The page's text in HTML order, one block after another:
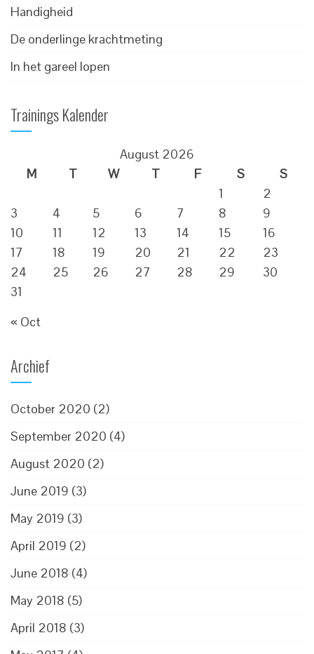
Handigheid
De onderlinge krachtmeting
In het gareel lopen
Trainings Kalender
August 2026
M
T W T F S
S
1
2
3
4 5 6 7 8
9
10
11 12 13 14 15
16
17
18 19 20 21 22
23
24
25 26 27 28 29
30
31
« Oct
Archief
October 2020 (2)
September 2020 (4)
August 2020 (2)
June 2019 (3)
May 2019 (3)
April 2019 (2)
June 2018 (4)
May 2018 (5)
April 2018 (3)